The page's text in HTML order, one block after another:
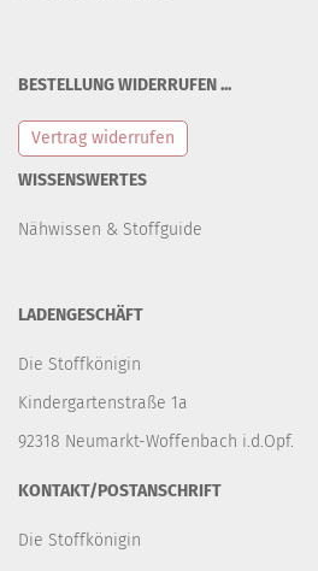
BESTELLUNG WIDERRUFEN ...
Vertrag widerrufen
WISSENSWERTES
Nähwissen & Stoffguide
LADENGESCHÄFT
Die Stoffkönigin
Kindergartenstraße 1a
92318 Neumarkt-Woffenbach i.d.Opf.
KONTAKT/POSTANSCHRIFT
Die Stoffkönigin